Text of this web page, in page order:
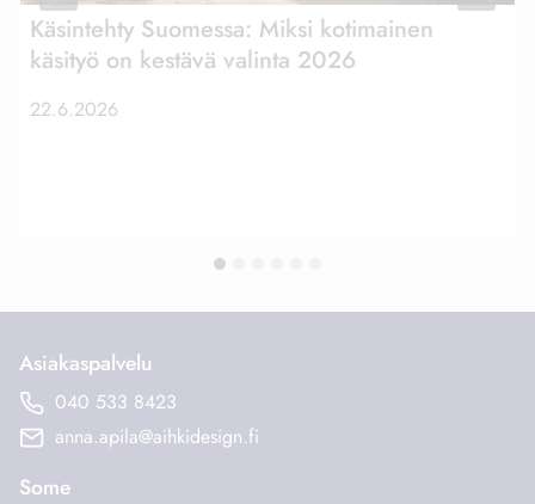
Käsintehty Suomessa: Miksi kotimainen
käsityö on kestävä valinta 2026
22.6.2026
Asiakaspalvelu
040 533 8423
anna.apila@aihkidesign.fi
Some